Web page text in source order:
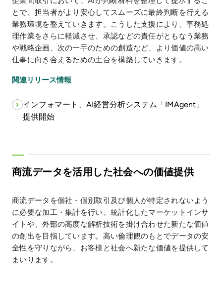
とで、担当者がより安心してスムーズに最終判断を行える
業務環境を整えていきます。こうした支援により、事務処
理作業をさらに軽減させ、承認などの責任がともなう業務
や戦略企画、次の一手のための創造など、より価値の高い
仕事に向き合えるための土台を構築していきます。
関連リリース情報
インフォマート、AI経営分析システム「IMAgent」
提供開始
商流データを活用した社会への価値提供
商流データを個社・個別取引及び個人が特定されないよう
に必要な加工・集計を行い、統計化したマーケットインサ
イトや、外部の高度な解析技術を掛け合わせた新たな価値
の創出を目指しています。高い倫理観のもとでデータの安
全性を守りながら、お客様と社会へ新たな価値を提供して
まいります。